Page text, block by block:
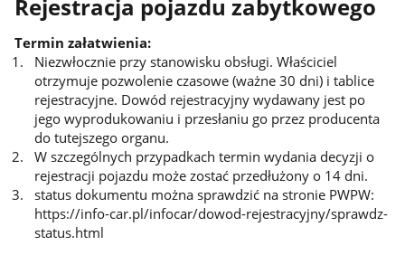
Rejestracja pojazdu zabytkowego
Termin załatwienia:
Niezwłocznie przy stanowisku obsługi. Właściciel
otrzymuje pozwolenie czasowe (ważne 30 dni) i tablice
rejestracyjne. Dowód rejestracyjny wydawany jest po
jego wyprodukowaniu i przesłaniu go przez producenta
do tutejszego organu.
W szczególnych przypadkach termin wydania decyzji o
rejestracji pojazdu może zostać przedłużony o 14 dni.
status dokumentu można sprawdzić na stronie PWPW:
https://info-car.pl/infocar/dowod-rejestracyjny/sprawdz-
status.html